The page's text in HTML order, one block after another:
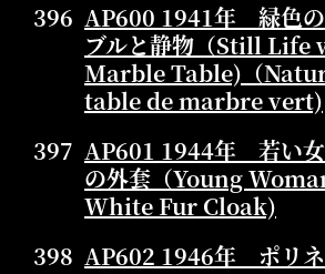
396 AP600 1941年 緑色の
ブルと静物（Still Life
Marble Table)（
table de marbre vert)
397 AP601 1944年 若い女
の外套（Young
White Fur Cloak)
398 AP602 1946年 ポリネ